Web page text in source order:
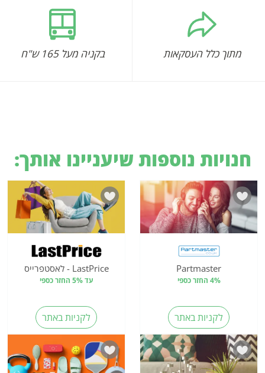
מתוך כלל העסקאות בקניה מעל 165 ש"ח
חנויות נוספות שיעניינו אותך:
Partmaster
4% החזר כספי
לקניות באתר
LastPrice - לאסטפרייס
עד 5% החזר כספי
לקניות באתר